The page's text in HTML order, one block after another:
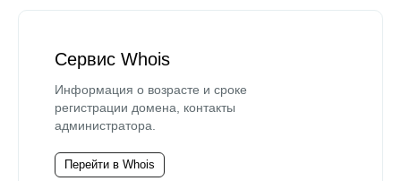
Сервис Whois
Информация о возрасте и сроке
регистрации домена, контакты
администратора.
Перейти в Whois